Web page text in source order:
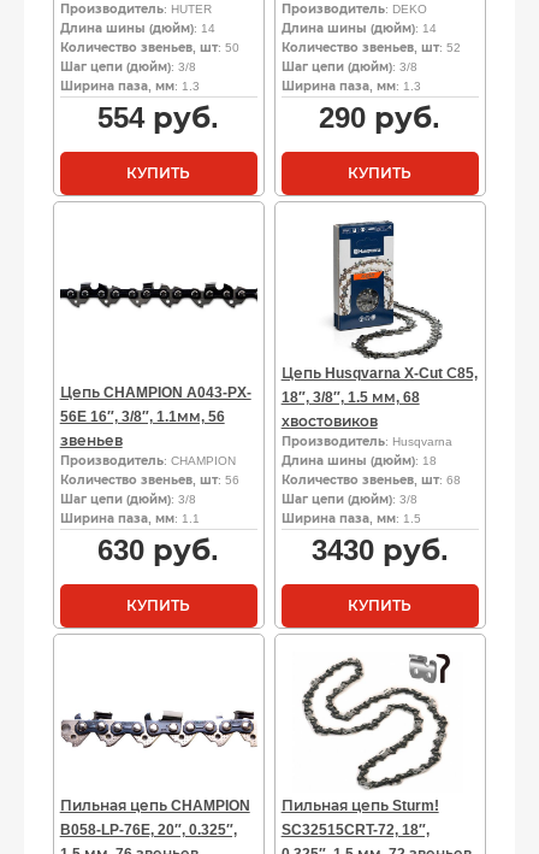
Производитель: HUTER
Длина шины (дюйм): 14
Количество звеньев, шт: 50
Шаг цепи (дюйм): 3/8
Ширина паза, мм: 1.3
554руб.
КУПИТЬ
Производитель: DEKO
Длина шины (дюйм): 14
Количество звеньев, шт: 52
Шаг цепи (дюйм): 3/8
Ширина паза, мм: 1.3
290 руб.
КУПИТЬ
Цепь CHAMPION A043-PX-
56E 16″, 3/8″, 1.1мм, 56
звеньев
Производитель: CHAMPION
Количество звеньев, шт: 56
Шаг цепи (дюйм): 3/8
Ширина паза, мм: 1.1
630 руб.
КУПИТЬ
Цепь Husqvarna X-Cut С85,
18″, 3/8″, 1.5 мм, 68
хвостовиков
Производитель: Husqvarna
Длина шины (дюйм): 18
Количество звеньев, шт: 68
Шаг цепи (дюйм): 3/8
Ширина паза, мм: 1.5
3430руб.
КУПИТЬ
Пильная цепь CHAMPION
B058-LP-76E, 20″, 0.325″,
Пильная цепь Sturm!
SC32515CRT-72, 18″,